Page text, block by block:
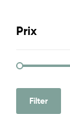
Prix
Filter